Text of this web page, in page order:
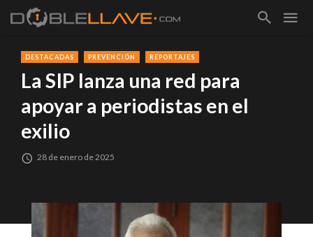
DESTACADAS PREVENCIÓN REPORTAJES
La SIP lanza una red para
apoyar a periodistas en el
exilio
28 de enero de 2025